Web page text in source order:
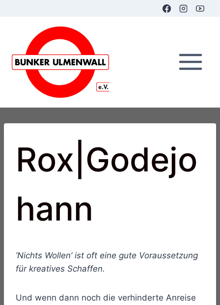
Rox|Godejo
hann
’Nichts Wollen’ ist oft eine gute Voraussetzung
für kreatives Schaffen.
Und wenn dann noch die verhinderte Anreise